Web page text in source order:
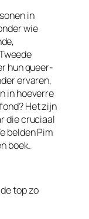
in
wie
hun queer-
ervaren,
in hoeverre
Het zijn
die cruciaal
belden Pim
boek.
top zo